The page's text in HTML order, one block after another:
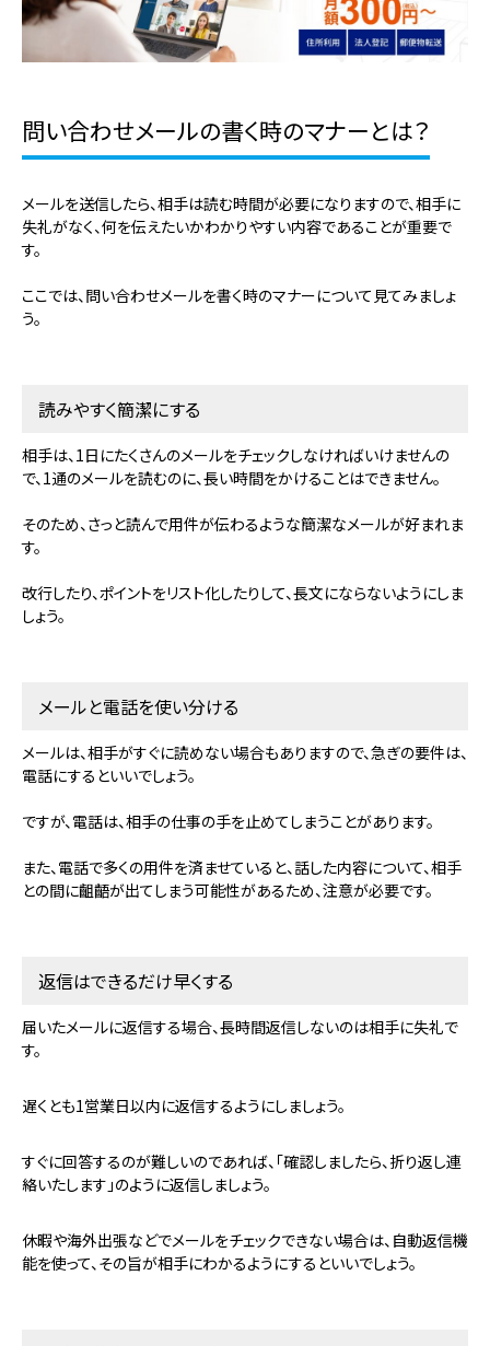
問い合わせメールの書く時のマナーとは？
メールを送信したら、相手は読む時間が必要になりますので、相手に
失礼がなく、何を伝えたいかわかりやすい内容であることが重要で
す。
ここでは、問い合わせメールを書く時のマナーについて見てみましょ
う。
読みやすく簡潔にする
相手は、1日にたくさんのメールをチェックしなければいけませんの
で、1通のメールを読むのに、長い時間をかけることはできません。
そのため、さっと読んで用件が伝わるような簡潔なメールが好まれま
す。
改行したり、ポイントをリスト化したりして、長文にならないようにしま
しょう。
メールと電話を使い分ける
メールは、相手がすぐに読めない場合もありますので、急ぎの要件は、
電話にするといいでしょう。
ですが、電話は、相手の仕事の手を止めてしまうことがあります。
また、電話で多くの用件を済ませていると、話した内容について、相手
との間に齟齬が出てしまう可能性があるため、注意が必要です。
返信はできるだけ早くする
届いたメールに返信する場合、長時間返信しないのは相手に失礼で
す。
遅くとも1営業日以内に返信するようにしましょう。
すぐに回答するのが難しいのであれば、「確認しましたら、折り返し連
絡いたします」のように返信しましょう。
休暇や海外出張などでメールをチェックできない場合は、自動返信機
能を使って、その旨が相手にわかるようにするといいでしょう。